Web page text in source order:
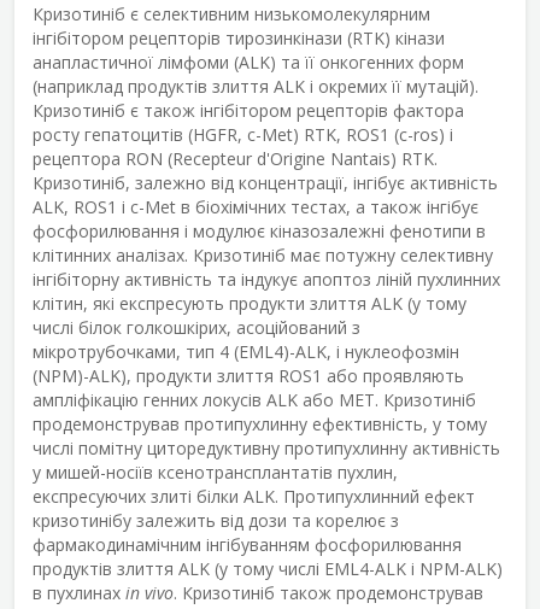
Кризотиніб є селективним низькомолекулярним
інгібітором рецепторів тирозинкінази (RTK) кінази
анапластичної лімфоми (ALK) та її онкогенних форм
(наприклад продуктів злиття ALK і окремих її мутацій).
Кризотиніб є також інгібітором рецепторів фактора
росту гепатоцитів (HGFR, c-Met) RTK, ROS1 (c-ros) і
рецептора RON (Recepteur d'Origine Nantais) RTK.
Кризотиніб, залежно від концентрації, інгібує активність
ALK, ROS1 і c-Met в біохімічних тестах, а також інгібує
фосфорилювання і модулює кіназозалежні фенотипи в
клітинних аналізах. Кризотиніб має потужну селективну
інгібіторну активність та індукує апоптоз ліній пухлинних
клітин, які експресують продукти злиття ALK (у тому
числі білок голкошкірих, асоційований з
мікротрубочками, тип 4 (EML4)-ALK, і нуклеофозмін
(NPM)-ALK), продукти злиття ROS1 або проявляють
ампліфікацію генних локусів ALK або MET. Кризотиніб
продемонстрував протипухлинну ефективність, у тому
числі помітну циторедуктивну протипухлинну активність
у мишей-носіїв ксенотрансплантатів пухлин,
експресуючих злиті білки ALK. Протипухлинний ефект
кризотинібу залежить від дози та корелює з
фармакодинамічним інгібуванням фосфорилювання
продуктів злиття ALK (у тому числі EML4-ALK і NPM-ALK)
в пухлинах in vivo. Кризотиніб також продемонстрував